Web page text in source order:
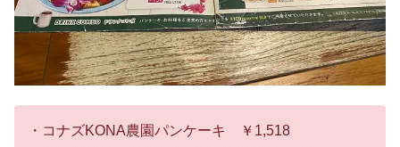
・コナズKONA農園パンケーキ ￥1,518